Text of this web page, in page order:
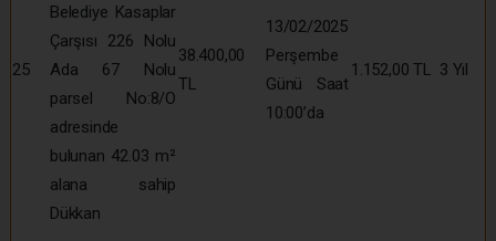
25
Belediye Kasaplar
Çarşısı 226 Nolu
Ada 67 Nolu
parsel No:8/O
adresinde
bulunan 42.03 m²
alana sahip
Dükkan
38.400,00
TL
13/02/2025
Perşembe
Günü Saat
10:00’da
1.152,00 TL 3 Yıl